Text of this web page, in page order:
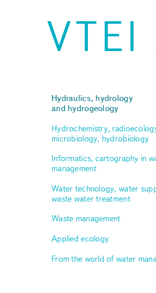
VTEI
Hydraulics, hydrology
and hydrogeology
Hydrochemistry,
microbiology, hydrobiology
Informatics, cartography in
management
Water technology, water
waste water treatment
Waste management
Applied ecology
From the world of water